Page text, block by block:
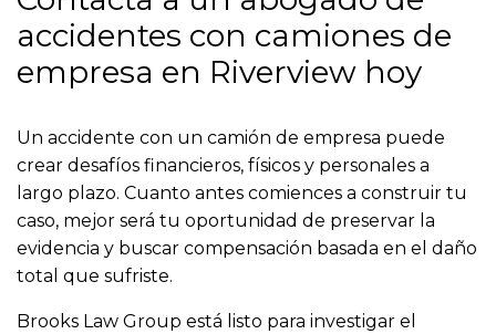
accidentes con camiones de
empresa en Riverview hoy
Un accidente con un camión de empresa puede
crear desafíos financieros, físicos y personales a
largo plazo. Cuanto antes comiences a construir tu
caso, mejor será tu oportunidad de preservar la
evidencia y buscar compensación basada en el daño
total que sufriste.
Brooks Law Group está listo para investigar el